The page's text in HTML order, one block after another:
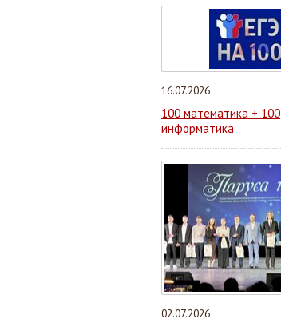
16.07.2026
100 математика + 100
информатика
02.07.2026